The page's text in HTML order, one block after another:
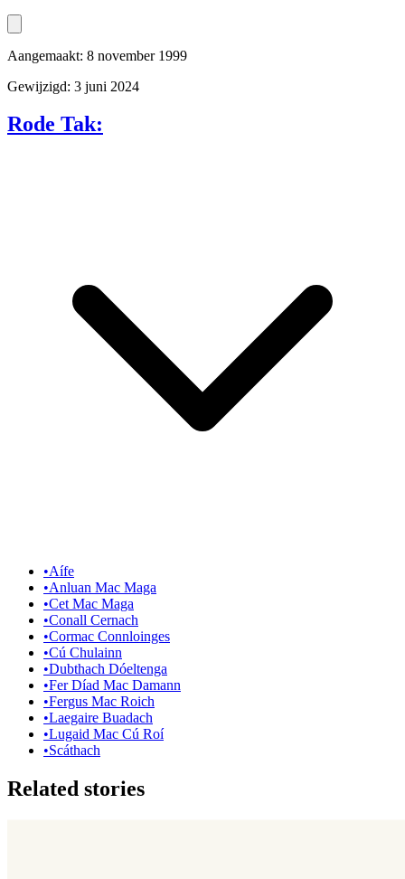
Aangemaakt: 8 november 1999
Gewijzigd: 3 juni 2024
Rode Tak:
•Aífe
•Anluan Mac Maga
•Cet Mac Maga
•Conall Cernach
•Cormac Connloinges
•Cú Chulainn
•Dubthach Dóeltenga
•Fer Díad Mac Damann
•Fergus Mac Roich
•Laegaire Buadach
•Lugaid Mac Cú Roí
•Scáthach
Related stories